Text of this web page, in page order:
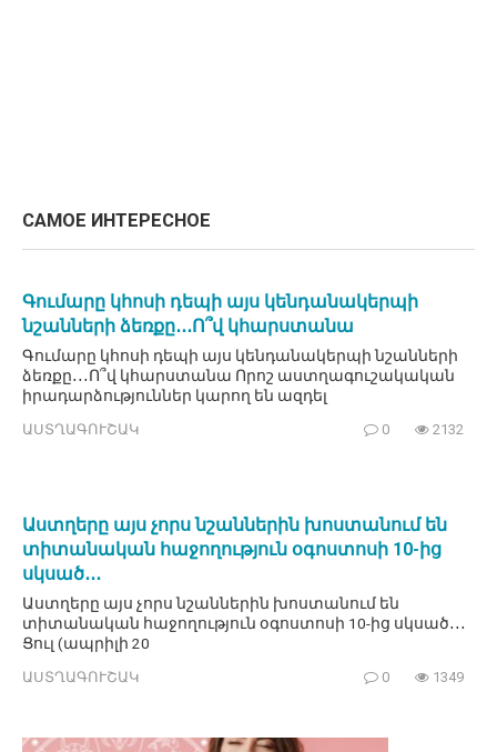
САМОЕ ИНТЕРЕСНОЕ
Գումարը կհոսի դեպի այս կենդանակերպի
նշանների ձեռքը․․․Ո՞վ կհարստանա
Գումարը կհոսի դեպի այս կենդանակերպի նշանների
ձեռքը․․․Ո՞վ կհարստանա Որոշ աստղագուշակական
իրադարձություններ կարող են ազդել
ԱՍՏՂԱԳՈՒՇԱԿ 0 2132
Աստղերը այս չորս նշաններին խոստանում են
տիտանական հաջողություն օգոստոսի 10-ից
սկսած․․․
Աստղերը այս չորս նշաններին խոստանում են
տիտանական հաջողություն օգոստոսի 10-ից սկսած․․․
Ցուլ (ապրիլի 20
ԱՍՏՂԱԳՈՒՇԱԿ 0 1349